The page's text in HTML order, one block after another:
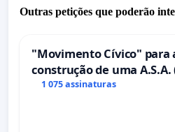
Outras petições que poderão
"Movimento Cívico" para
construção de uma A.S.A.
serviços para
1 075 assinaturas